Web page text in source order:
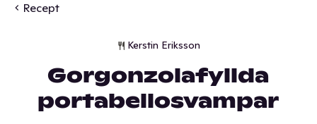
Recept
Kerstin Eriksson
Gorgonzolafyllda
portabellosvampar